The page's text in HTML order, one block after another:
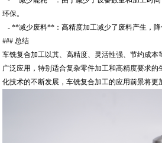
环保。
- **减少废料**：高精度加工减少了废料产生，降
### 总结
车铣复合加工以其、高精度、灵活性强、节约成本
广泛应用，特别适合复杂零件加工和高精度要求的
化技术的不断发展，车铣复合加工的应用前景将更